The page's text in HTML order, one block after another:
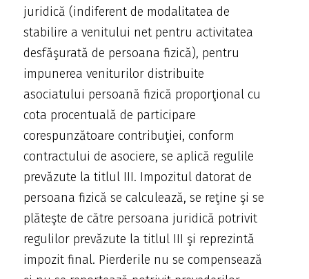
juridică (indiferent de modalitatea de
stabilire a venitului net pentru activitatea
desfăşurată de persoana fizică), pentru
impunerea veniturilor distribuite
asociatului persoană fizică proporţional cu
cota procentuală de participare
corespunzătoare contribuţiei, conform
contractului de asociere, se aplică regulile
prevăzute la titlul III. Impozitul datorat de
persoana fizică se calculează, se reţine şi se
plăteşte de către persoana juridică potrivit
regulilor prevăzute la titlul III şi reprezintă
impozit final. Pierderile nu se compensează